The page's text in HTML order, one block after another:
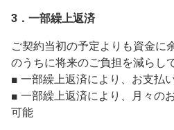
3．一部繰上返済
ご契約当初の予定よりも資金に
のうちに将来のご負担を減らし
■ 一部繰上返済により、お支払
■ 一部繰上返済により、月々の
可能